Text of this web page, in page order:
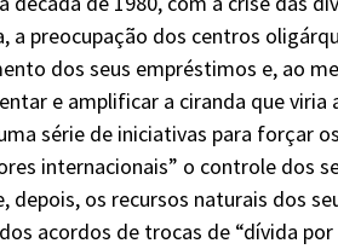
a preocupação dos centros
dos seus empréstimos e, ao
e amplificar a ciranda que viria
série de iniciativas para forçar
internacionais” o controle dos
depois, os recursos naturais dos
acordos de trocas de “dívida por